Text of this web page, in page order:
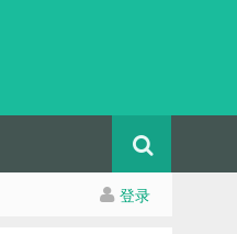
登录